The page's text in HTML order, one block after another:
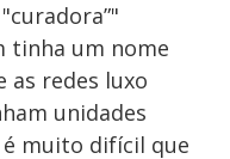
tinha um nome
as redes luxo
unidades
é muito difícil que